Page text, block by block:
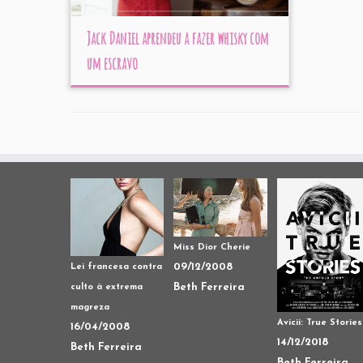
Jack Daniel aprendeu a fazer whisky com
um escravo
Lei francesa contra
culto à extrema
magreza
16/04/2008
Beth Ferreira
Miss Dior Cherie
09/12/2008
Beth Ferreira
Avicii: True Stories
14/12/2018